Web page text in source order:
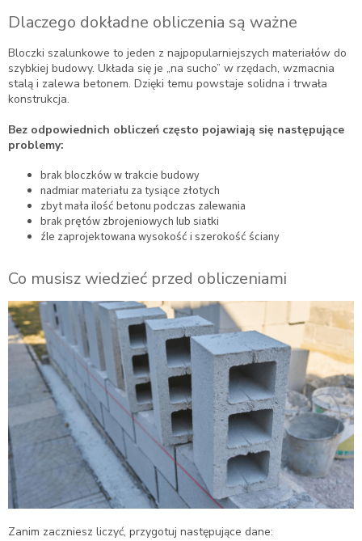
Dlaczego dokładne obliczenia są ważne
Bloczki szalunkowe to jeden z najpopularniejszych materiałów do
szybkiej budowy. Układa się je „na sucho” w rzędach, wzmacnia
stalą i zalewa betonem. Dzięki temu powstaje solidna i trwała
konstrukcja.
Bez odpowiednich obliczeń często pojawiają się następujące
problemy:
brak bloczków w trakcie budowy
nadmiar materiału za tysiące złotych
zbyt mała ilość betonu podczas zalewania
brak prętów zbrojeniowych lub siatki
źle zaprojektowana wysokość i szerokość ściany
Co musisz wiedzieć przed obliczeniami
Zanim zaczniesz liczyć, przygotuj następujące dane: